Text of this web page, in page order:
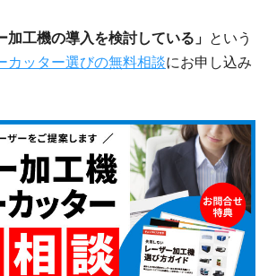
加工機の導入を検討している」 という
カッター選びの無料相談にお申し込み